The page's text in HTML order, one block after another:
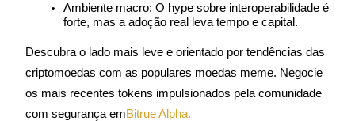
Indicação
BTC Welcome Rewards
Ambiente macro: O hype sobre interoperabilidade é
forte, mas a adoção real leva tempo e capital.
Descubra o lado mais leve e orientado por tendências das
criptomoedas com as populares moedas meme. Negocie
os mais recentes tokens impulsionados pela comunidade
com segurança emBitrue Alpha.